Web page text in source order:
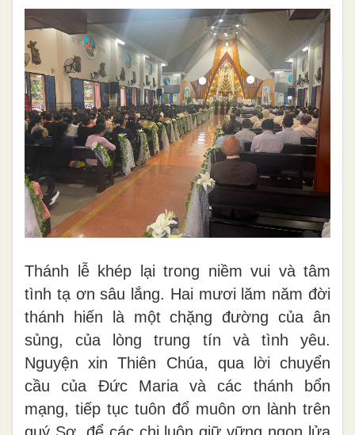
Thánh lễ khép lại trong niềm vui và tâm
tình tạ ơn sâu lắng. Hai mươi lăm năm đời
thánh hiến là một chặng đường của ân
sủng, của lòng trung tín và tình yêu.
Nguyện xin Thiên Chúa, qua lời chuyển
cầu của Đức Maria và các thánh bổn
mạng, tiếp tục tuôn đổ muôn ơn lành trên